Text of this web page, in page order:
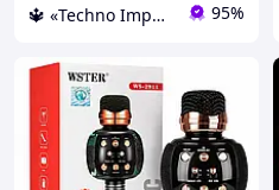
🔱 «Techno Imperia» Компетентность! Качество товара! Быстрая отправка! ✅ 95%